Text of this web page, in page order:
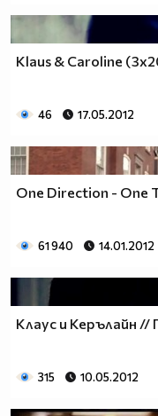
Klaus & Caroline
46 17.05.2012
One Direction - One
61 940 14.01.2012
Клаус и Керълайн
315 10.05.2012